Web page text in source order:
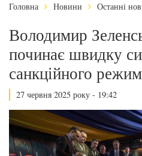
Головна Новини Останні
Володимир
починає швидку
санкційного
27 червня 2025 року - 19:42